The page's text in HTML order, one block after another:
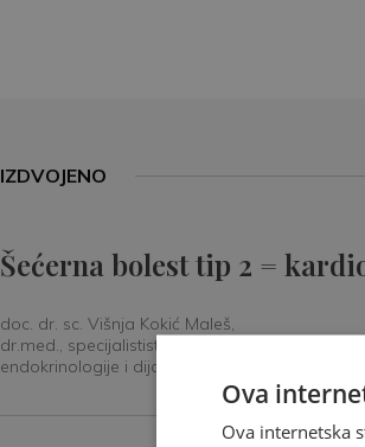
IZDVOJENO
Šećerna bolest tip 2 =
doc. dr. sc. Višnja Kokić Maleš,
dr.med., specijalististica
endokrinologije i dijabetologije
Ova
Ova internetska